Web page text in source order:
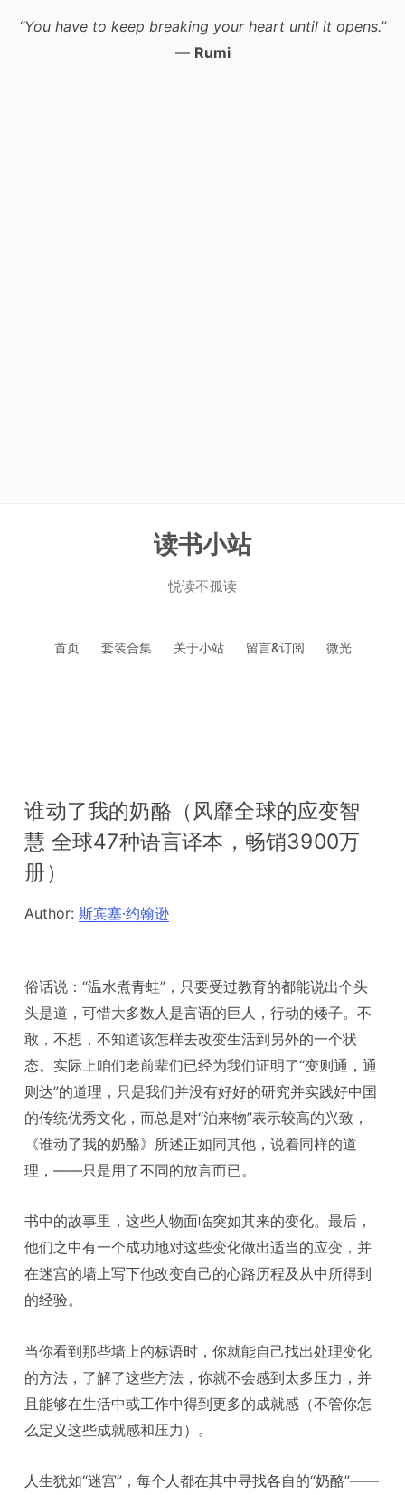
“You have to keep breaking your heart until it opens.”
— Rumi
读书小站
悦读不孤读
首页 套装合集 关于小站 留言&订阅 微光
谁动了我的奶酪（风靡全球的应变智
慧 全球47种语言译本，畅销3900万
册）
Author:斯宾塞·约翰逊
俗话说：“温水煮青蛙”，只要受过教育的都能说出个头
头是道，可惜大多数人是言语的巨人，行动的矮子。不
敢，不想，不知道该怎样去改变生活到另外的一个状
态。实际上咱们老前辈们已经为我们证明了“变则通，通
则达”的道理，只是我们并没有好好的研究并实践好中国
的传统优秀文化，而总是对“泊来物”表示较高的兴致，
《谁动了我的奶酪》所述正如同其他，说着同样的道
理，——只是用了不同的放言而已。
书中的故事里，这些人物面临突如其来的变化。最后，
他们之中有一个成功地对这些变化做出适当的应变，并
在迷宫的墙上写下他改变自己的心路历程及从中所得到
的经验。
当你看到那些墙上的标语时，你就能自己找出处理变化
的方法，了解了这些方法，你就不会感到太多压力，并
且能够在生活中或工作中得到更多的成就感（不管你怎
么定义这些成就感和压力）。
人生犹如“迷宫”，每个人都在其中寻找各自的“奶酪”——